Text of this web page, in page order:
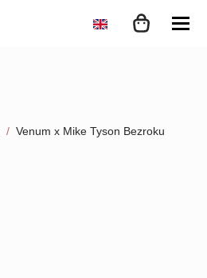
Venum x Mike Tyson Bezroku